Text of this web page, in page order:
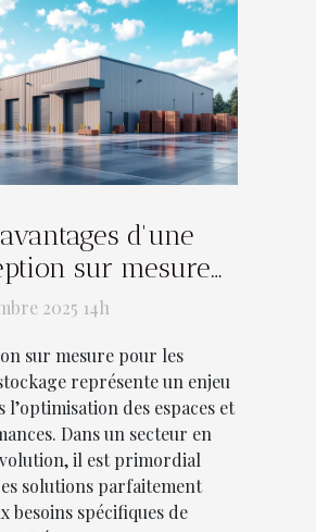
d'une
sur mesure
les centres de
2025 14h
sur mesure pour les
représente un enjeu
l’optimisation des espaces et
Dans un secteur en
il est primordial
solutions parfaitement
besoins spécifiques de